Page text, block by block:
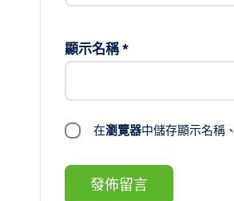
顯示名稱*
在瀏覽器中儲存顯示名稱